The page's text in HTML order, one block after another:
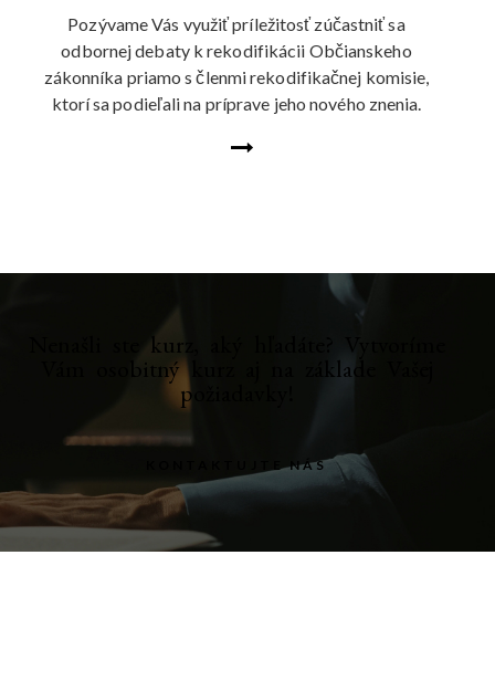
Pozývame Vás využiť príležitosť zúčastniť sa
odbornej debaty k rekodifikácii Občianskeho
zákonníka priamo s členmi rekodifikačnej komisie,
ktorí sa podieľali na príprave jeho nového znenia.
Nenašli ste kurz, aký hľadáte? Vytvoríme
Vám osobitný kurz aj na základe Vašej
požiadavky!
KONTAKTUJTE NÁS